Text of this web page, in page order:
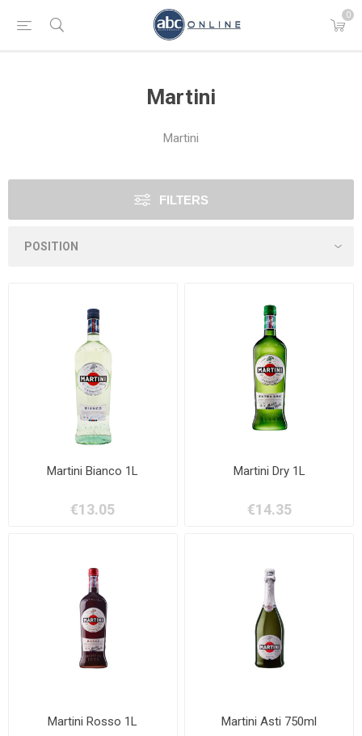
0
Martini
Martini
FILTERS
Martini Bianco 1L
€13.05
Martini Dry 1L
€14.35
Martini Rosso 1L Martini Asti 750ml